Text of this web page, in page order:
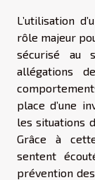
L’utilisation
rôle majeur
sécurisé au
allégations
place d’une
les situations
Grâce à
sentent
prévention